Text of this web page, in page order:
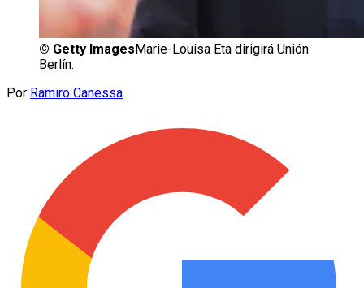
© Getty Images Marie-Louisa Eta dirigirá Unión
Berlín.
Por Ramiro Canessa